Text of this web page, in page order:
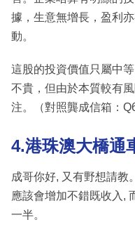
據，生意無增長，盈利
動。
這股的投資價值只屬中
不貴，但由於本質較有
注。（對照龔成信箱：
4.港珠澳大橋通
成哥你好, 又有野想請教
應該會增加不錯既收入,
一半。